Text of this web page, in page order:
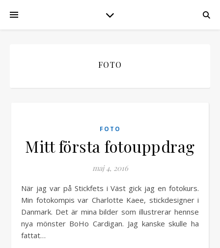
FOTO
FOTO
Mitt första fotouppdrag
maj 4, 2016
När jag var på Stickfets i Väst gick jag en fotokurs.
Min fotokompis var Charlotte Kaee, stickdesigner i
Danmark. Det är mina bilder som illustrerar hennse
nya mönster BoHo Cardigan. Jag kanske skulle ha
fattat…